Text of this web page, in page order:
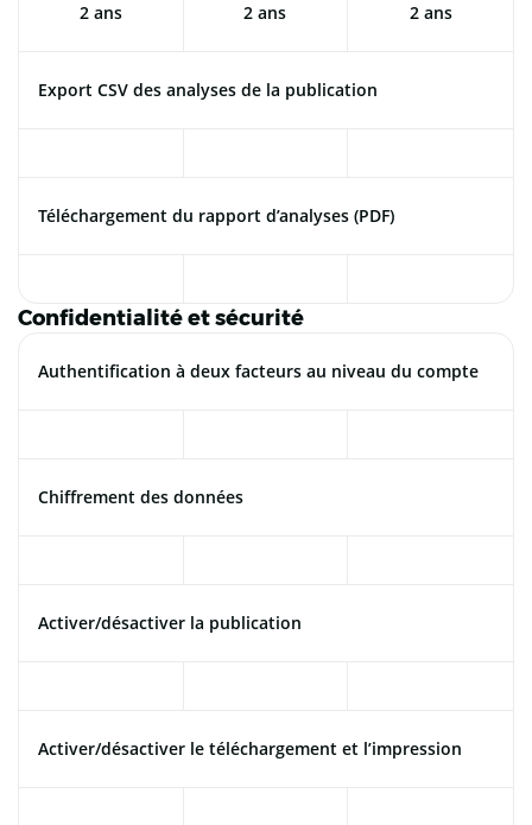
2 ans 2 ans 2 ans
Export CSV des analyses de la publication
Téléchargement du rapport d’analyses (PDF)
Confidentialité et sécurité
Authentification à deux facteurs au niveau du compte
Chiffrement des données
Activer/désactiver la publication
Activer/désactiver le téléchargement et l’impression